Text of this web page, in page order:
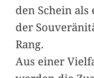
den Schein
der
Rang.
Aus einer